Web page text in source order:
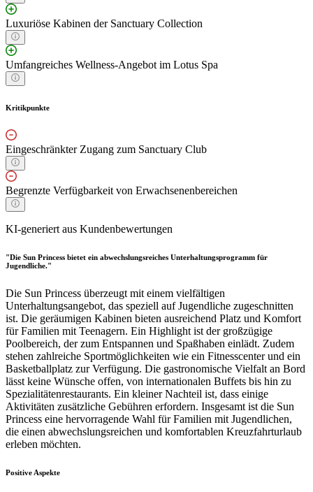
Luxuriöse Kabinen der Sanctuary Collection
Umfangreiches Wellness-Angebot im Lotus Spa
Kritikpunkte
Eingeschränkter Zugang zum Sanctuary Club
Begrenzte Verfügbarkeit von Erwachsenenbereichen
KI-generiert aus Kundenbewertungen
"Die Sun Princess bietet ein abwechslungsreiches Unterhaltungsprogramm für
Jugendliche."
Die Sun Princess überzeugt mit einem vielfältigen
Unterhaltungsangebot, das speziell auf Jugendliche zugeschnitten
ist. Die geräumigen Kabinen bieten ausreichend Platz und Komfort
für Familien mit Teenagern. Ein Highlight ist der großzügige
Poolbereich, der zum Entspannen und Spaßhaben einlädt. Zudem
stehen zahlreiche Sportmöglichkeiten wie ein Fitnesscenter und ein
Basketballplatz zur Verfügung. Die gastronomische Vielfalt an Bord
lässt keine Wünsche offen, von internationalen Buffets bis hin zu
Spezialitätenrestaurants. Ein kleiner Nachteil ist, dass einige
Aktivitäten zusätzliche Gebühren erfordern. Insgesamt ist die Sun
Princess eine hervorragende Wahl für Familien mit Jugendlichen,
die einen abwechslungsreichen und komfortablen Kreuzfahrturlaub
erleben möchten.
Positive Aspekte